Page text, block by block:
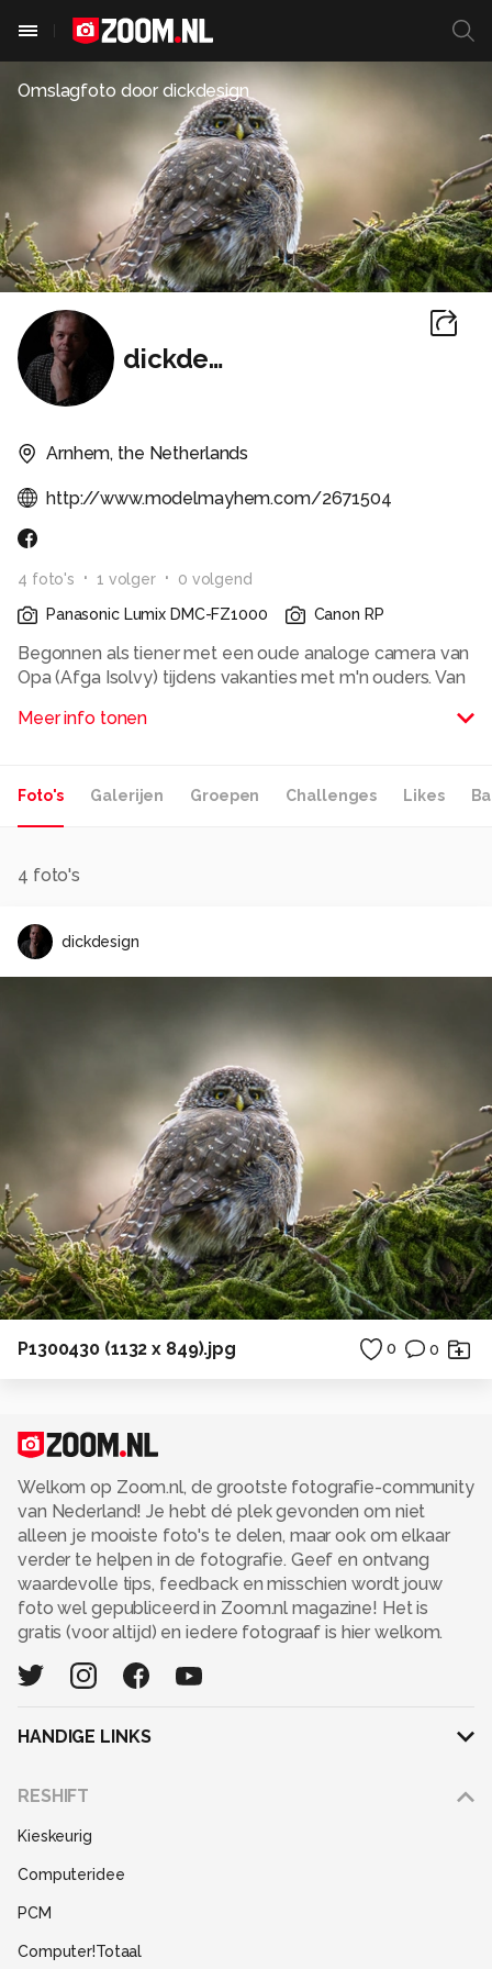
Omslagfoto doordickdesign
dickdesign
Arnhem, the Netherlands
http://www.modelmayhem.com/2671504
4 foto's 1 volger 0 volgend
Panasonic Lumix DMC-FZ1000
Canon RP
Begonnen als tiener met een oude analoge camera van
Opa (Afga Isolvy) tijdens vakanties met m'n ouders. Van
(Cosina CT7 met pentax K-bajonet) en gestort op
(SFXn). Tijd lid geweest van de Pentax club en wat
model workshops gevolgd. Door studie de fotografie
disciplines beoefend te hebben (Macro-fotografie,
terug bij Natuur & Landschap en de Modelfotografie
weer opgepakt. Die bevallen me toch het best.
Meer info tonen
Foto's Galerijen Groepen Challenges Likes
4 foto's
dickdesign
P1300430 (1132 x 849).jpg 0 0
Welkom op Zoom.nl, de grootste fotografie-community
van Nederland! Je hebt dé plek gevonden om niet
alleen je mooiste foto's te delen, maar ook om elkaar
verder te helpen in de fotografie. Geef en ontvang
waardevolle tips, feedback en misschien wordt jouw
foto wel gepubliceerd in Zoom.nl magazine! Het is
gratis (voor altijd) en iedere fotograaf is hier welkom.
HANDIGE LINKS
RESHIFT
Kieskeurig
Computeridee
PCM
Computer!Totaal